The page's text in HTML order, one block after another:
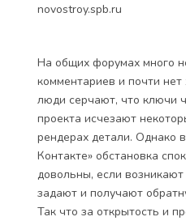
novostroy.spb.ru
На общих форумах много
комментариев и почти
люди серчают, что ключи
проекта исчезают
рендерах детали. Однако
Контакте» обстановка
довольны, если
задают и получают
Так что за открытость и